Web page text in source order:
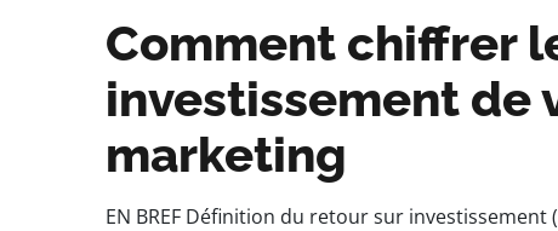
Comment chiffrer
investissement de
marketing
EN BREF Définition du retour sur